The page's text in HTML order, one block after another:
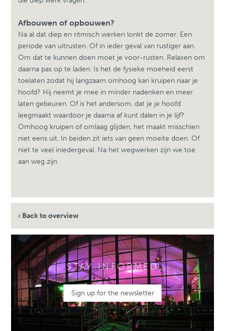
Afbouwen of opbouwen?
Na al dat diep en ritmisch werken lonkt de zomer. Een
periode van uitrusten. Of in ieder geval van rustiger aan.
Om dat te kunnen doen moet je voor-rusten. Relaxen om
daarna pas op te laden. Is het de fysieke moeheid eerst
toelaten zodat hij langzaam omhoog kan kruipen naar je
hoofd? Hij neemt je mee in minder nadenken en meer
laten gebeuren. Of is het andersom, dat je je hoofd
leegmaakt waardoor je daarna af kunt dalen in je lijf?
Omhoog kruipen of omlaag glijden, het maakt misschien
niet eens uit. In beiden zit iets van geen moeite doen. Of
niet te veel iniedergeval. Na het wegwerken zijn we toe
aan weg zijn.
‹ Back to overview
STAY INFORMED
Sign up for the newsletter